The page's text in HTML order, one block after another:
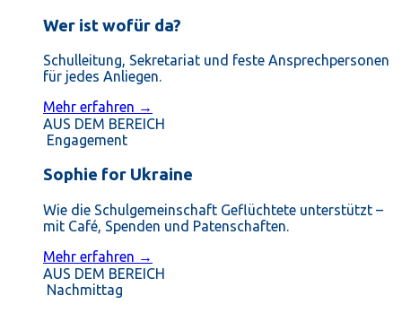
Wer ist wofür da?
Schulleitung, Sekretariat und feste Ansprechpersonen
für jedes Anliegen.
Mehr erfahren →
AUS DEM BEREICH
Engagement
Sophie for Ukraine
Wie die Schulgemeinschaft Geflüchtete unterstützt –
mit Café, Spenden und Patenschaften.
Mehr erfahren →
AUS DEM BEREICH
Nachmittag